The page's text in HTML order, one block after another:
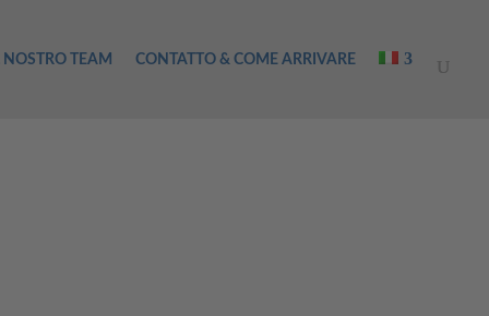
NOSTRO TEAM CONTATTO & COME ARRIVARE